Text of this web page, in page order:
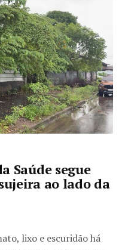
Saúde segue
ao lado da
lixo e escuridão há